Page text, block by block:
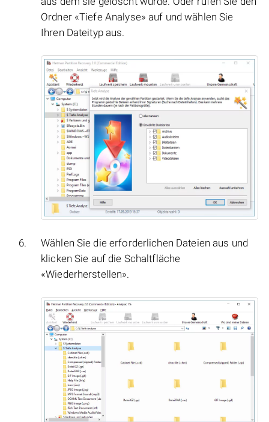
Ordner «Tiefe Analyse» auf und wählen Sie
Ihren Dateityp aus.
Wählen Sie die erforderlichen Dateien aus und
klicken Sie auf die Schaltfläche
«Wiederherstellen».